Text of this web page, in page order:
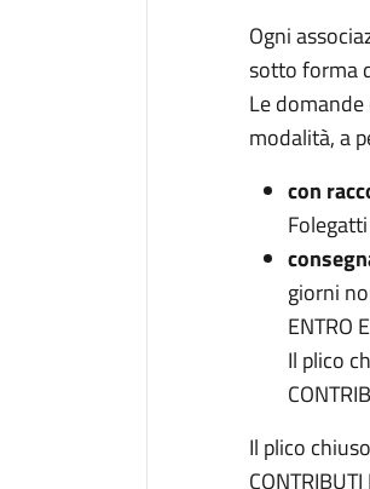
Ogni
sotto forma
Le
modalità, a
con
giorni
ENTRO
Il plico
Il plico